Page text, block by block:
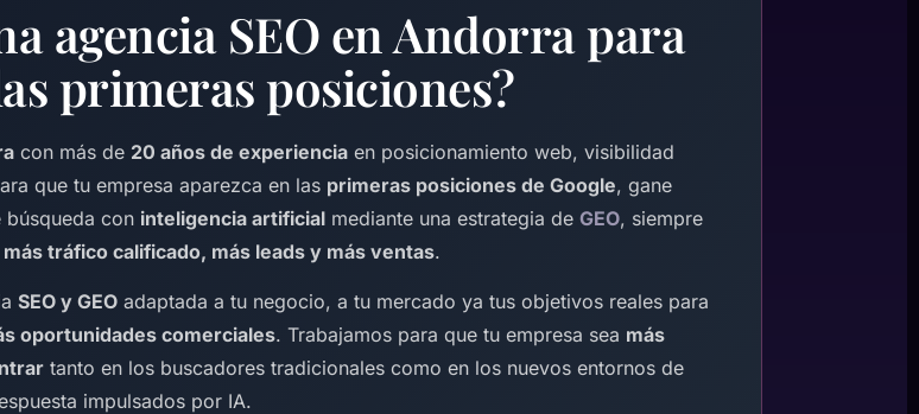
agencia SEO en Andorra para
primeras posiciones?
con más de 20 años de experienciaen posicionamiento web, visibilidad
que tu empresa aparezca en las primeras posiciones de Google, gane
búsqueda con inteligencia artificial mediante una estrategia de GEO, siempre
más tráfico calificado, más leads y más ventas.
SEO y GEO adaptada a tu negocio, a tu mercado ya tus objetivos reales para
oportunidades comerciales. Trabajamos para que tu empresa sea más
tanto en los buscadores tradicionales como en los nuevos entornos de
impulsados por IA.